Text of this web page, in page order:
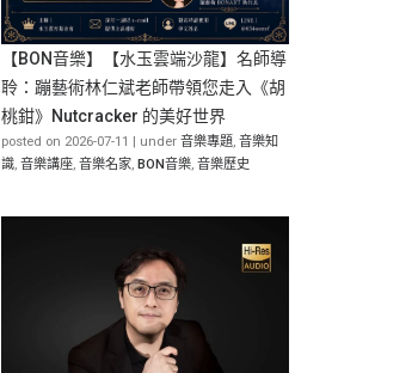
【BON音樂】【水玉雲端沙龍】名師導
聆：蹦藝術林仁斌老師帶領您走入《胡
桃鉗》Nutcracker 的美好世界
posted on 2026-07-11 | under 音樂專題, 音樂知
識, 音樂講座, 音樂名家, BON音樂, 音樂歷史